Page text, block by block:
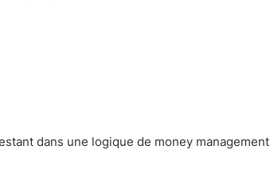
dans une logique de money